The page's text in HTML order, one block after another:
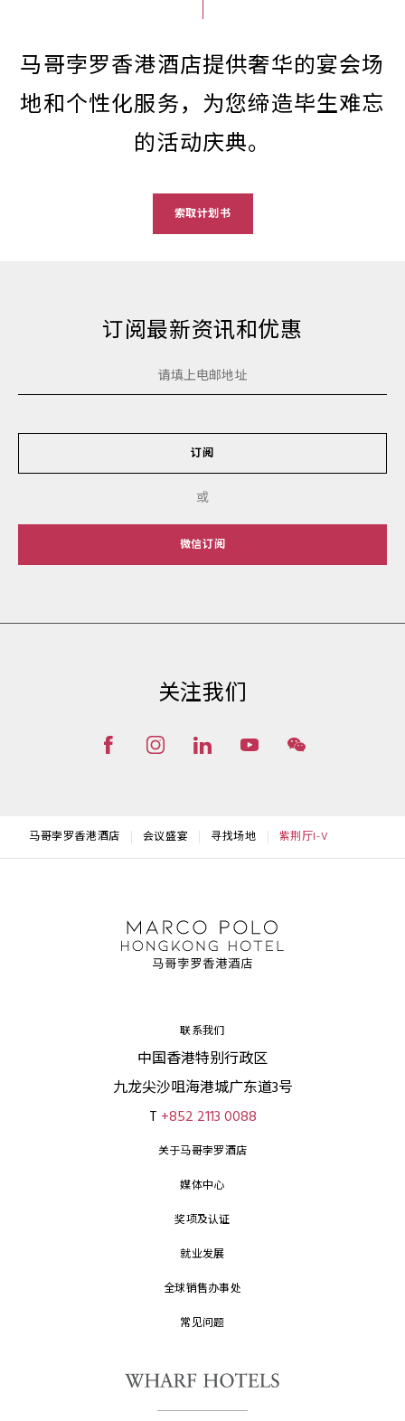
马哥孛罗香港酒店提供奢华的宴会场
地和个性化服务，为您缔造毕生难忘
的活动庆典。
索取计划书
订阅最新资讯和优惠
订阅
或
微信订阅
关注我们
马哥孛罗香港酒店 会议盛宴 寻找场地 紫荆厅I-V
联系我们
中国香港特别行政区
九龙尖沙咀海港城广东道3号
T +852 2113 0088
关于马哥孛罗酒店
媒体中心
奖项及认证
就业发展
全球销售办事处
常见问题